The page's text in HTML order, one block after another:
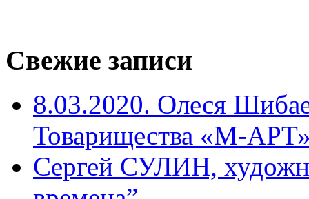
Свежие записи
8.03.2020. Олеся
Товарищества «М-
Сергей СУЛИН,